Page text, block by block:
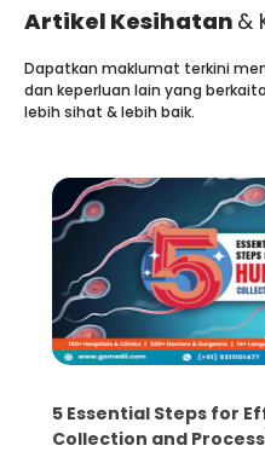
Artikel Kesihatan &
Dapatkan maklumat terkini
dan keperluan lain yang
lebih sihat & lebih baik.
5 Essential Steps for
Collection and